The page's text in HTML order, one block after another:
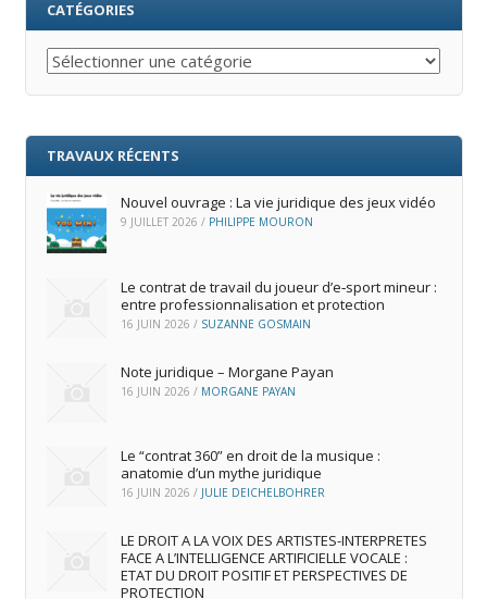
CATÉGORIES
Catégories
TRAVAUX RÉCENTS
Nouvel ouvrage : La vie juridique des jeux vidéo
9 JUILLET 2026 / PHILIPPE MOURON
Le contrat de travail du joueur d’e‑sport mineur :
entre professionnalisation et protection
16 JUIN 2026 / SUZANNE GOSMAIN
Note juridique – Morgane Payan
16 JUIN 2026 / MORGANE PAYAN
Le “contrat 360” en droit de la musique :
anatomie d’un mythe juridique
16 JUIN 2026 / JULIE DEICHELBOHRER
LE DROIT A LA VOIX DES ARTISTES-INTERPRETES
FACE A L’INTELLIGENCE ARTIFICIELLE VOCALE :
ETAT DU DROIT POSITIF ET PERSPECTIVES DE
PROTECTION